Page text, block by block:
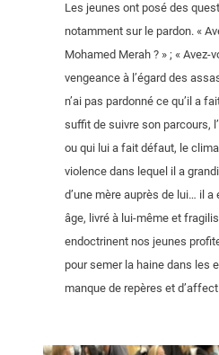
Les jeunes ont posé des
notamment sur le pardon. «
Mohamed Merah ? » ; «
vengeance à l’égard des
n’ai pas pardonné ce qu’il a
suffit de suivre son parcours,
ou qui lui a fait défaut, le
violence dans lequel il a
d’une mère auprès de lui… il
âge, livré à lui-même et
endoctrinent nos jeunes
pour semer la haine dans les
manque de repères et